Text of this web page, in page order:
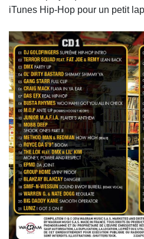
iTunes Hip-Hop pour un petit